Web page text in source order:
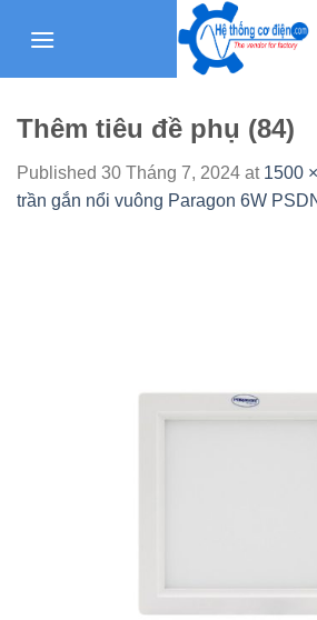
Thêm tiêu đề phụ (84)
Published 30 Tháng 7, 2024 at 1500
trần gắn nổi vuông Paragon 6W